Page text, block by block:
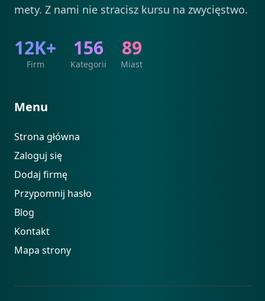
mety. Z nami nie stracisz kursu na zwycięstwo.
12K+
Firm
156
Kategorii
89
Miast
Menu
Strona główna
Zaloguj się
Dodaj firmę
Przypomnij hasło
Blog
Kontakt
Mapa strony